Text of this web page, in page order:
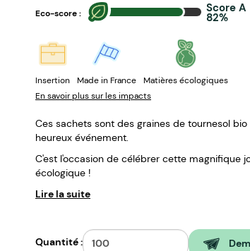
Eco-score : Score A
82%
Insertion Made in France
Matières écologiques
En savoir plus sur les impacts
Ces sachets sont des graines de tournesol
heureux événement.
C'est l'occasion de célébrer cette magnifique
écologique !
Lire la suite
Quantité :